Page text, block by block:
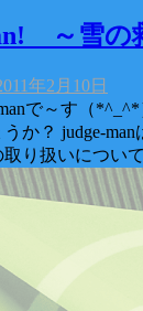
～雪の
年2月10日
で～す（
か？ judge-
り扱いについ